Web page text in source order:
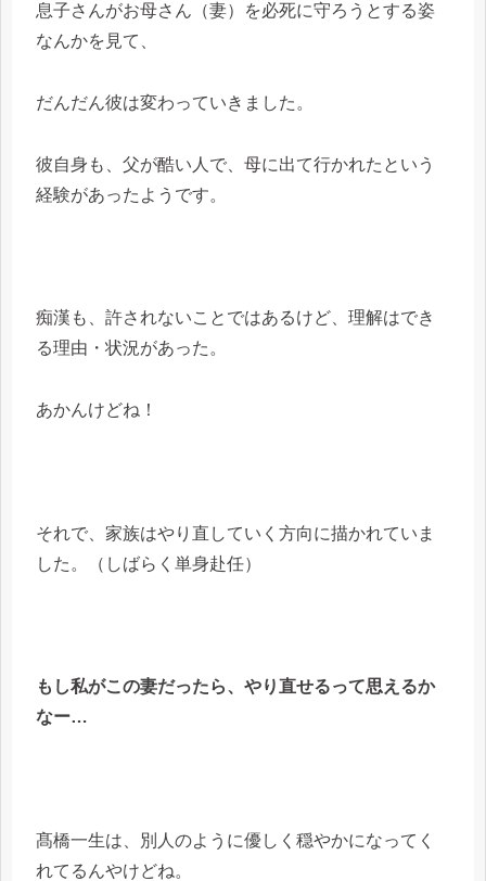
息子さんがお母さん（妻）を必死に守ろうとする姿
なんかを見て、
だんだん彼は変わっていきました。
彼自身も、父が酷い人で、母に出て行かれたという
経験があったようです。
痴漢も、許されないことではあるけど、理解はでき
る理由・状況があった。
あかんけどね！
それで、家族はやり直していく方向に描かれていま
した。（しばらく単身赴任）
もし私がこの妻だったら、やり直せるって思えるか
なー…
髙橋一生は、別人のように優しく穏やかになってく
れてるんやけどね。